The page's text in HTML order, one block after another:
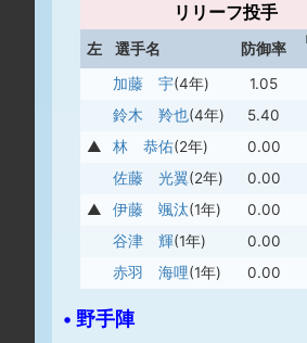
リリーフ投手
左 選手名 防御率
加藤 宇(4年) 1.05
鈴木 羚也(4年) 5.40
▲
林 恭佑(2年) 0.00
佐藤 光翼(2年) 0.00
▲
伊藤 颯汰(1年) 0.00
谷津 輝(1年) 0.00
赤羽 海哩(1年) 0.00
• 野手陣